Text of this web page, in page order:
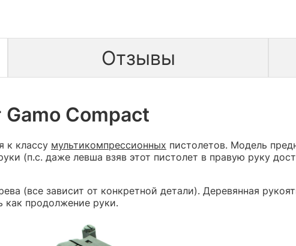
Отзывы
Compact
к классу мультикомпрессионных пистолетов. Модель
(п.с. даже левша взяв этот пистолет в правую руку
(все зависит от конкретной детали). Деревянная
как продолжение руки.